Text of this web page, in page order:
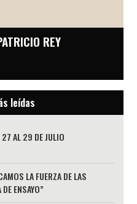
REY
leídas
27 AL 29 DE JULIO
LA FUERZA DE LAS
ENSAYO”